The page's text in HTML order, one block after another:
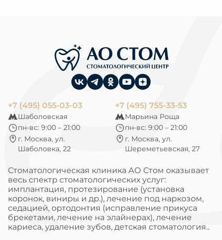
+7 (495) 055-03-03
Шаболовская
пн-вс: 9:00 – 21:00
г. Москва, ул.
Шаболовка, 22
+7 (495) 755-33-53
Марьина Роща
пн-вс: 9:00 – 21:00
г. Москва, ул.
Шереметьевская, 27
Стоматологическая клиника АО Стом оказывает
весь спектр стоматологических услуг:
имплантация, протезирование (установка
коронок, виниры и др.), лечение под наркозом,
седацией, ортодонтия (исправление прикуса
брекетами, лечение на элайнерах), лечение
кариеса, удаление зубов, детская стоматология..